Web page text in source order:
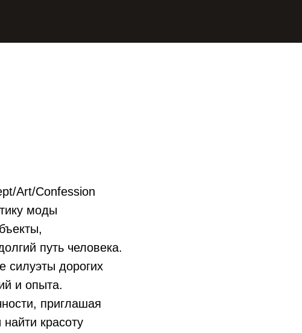
Art/Confession
моды
путь человека.
силуэты дорогих
и опыта.
приглашая
красоту